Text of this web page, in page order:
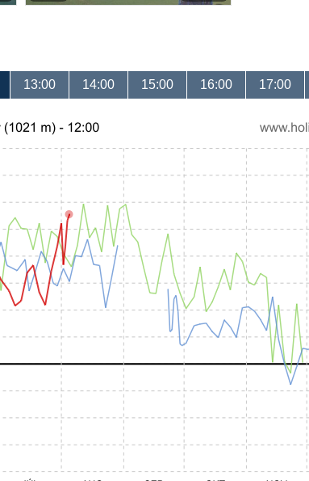
13:00 14:00 15:00 16:00 17:00